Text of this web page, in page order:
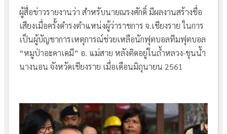
ผู้สื่อข่าวรายงานว่า สำหรับนายณรงศักดิ์ มีผลงานสร้างชื่อ
เสียงเมื่อครั้งดำรงตำแหน่งผู้ว่าราชการ จ.เชียงราย ในการ
เป็นผู้บัญชาการเหตุการณ์ช่วยเหลือนักฟุตบอลทีมฟุตบอล
“หมูป่าอะคาเดมี” อ. แม่สาย หลังติดอยู่ในถ้ำหลวง-ขุนน้ำ
นางนอน จังหวัดเชียงราย เมื่อเดือนมิถุนายน 2561